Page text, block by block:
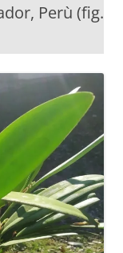
Perù (fig.